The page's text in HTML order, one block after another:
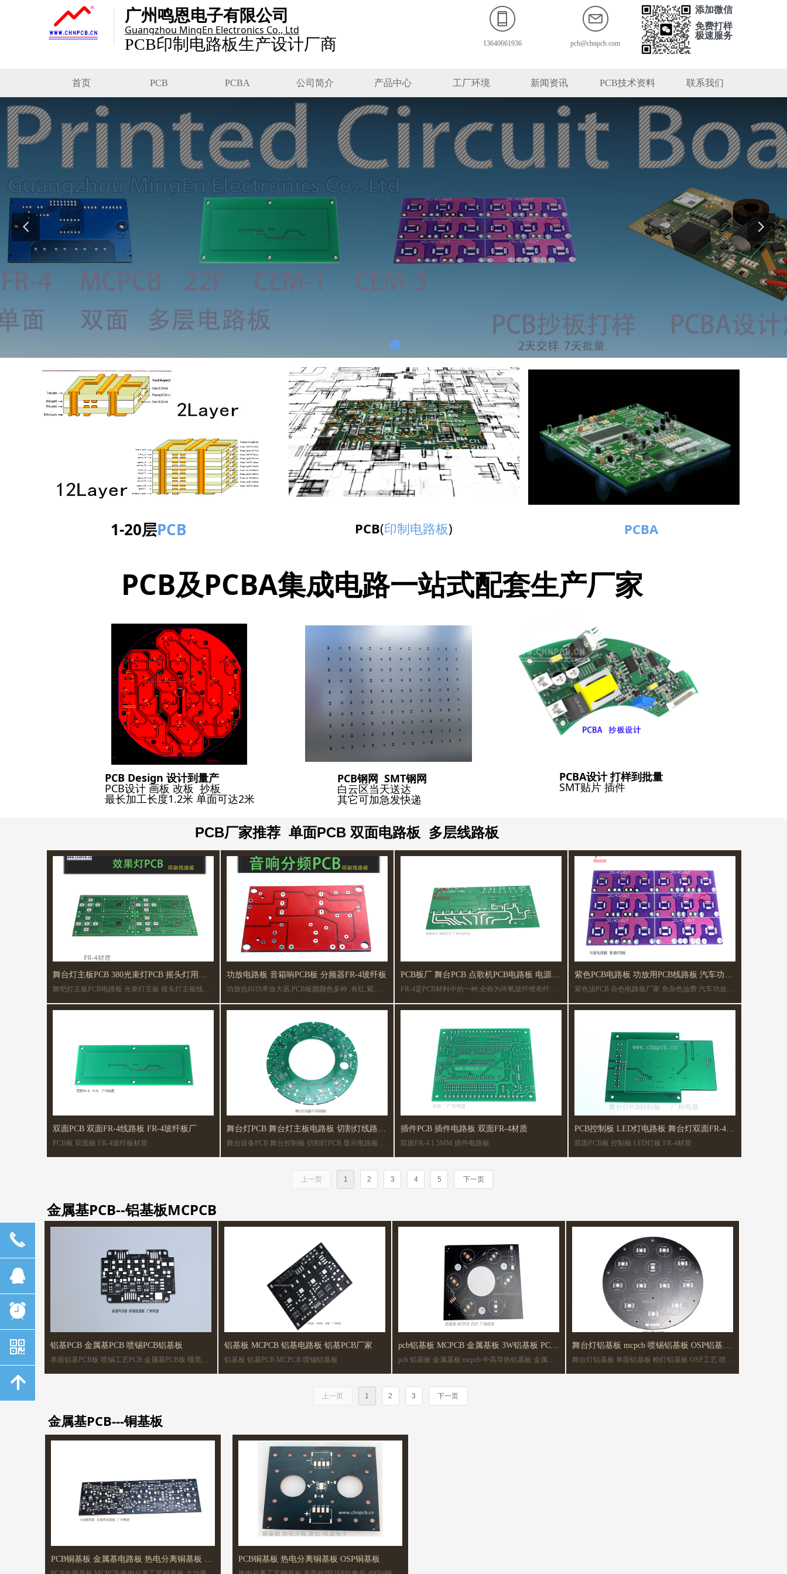
广州鸣恩电子有限公司
Guangzhou MingEn Electronics Co., Ltd
PCB印制电路板生产设计厂商 13640661936 pcb@chnpcb.com
添加微信
免费打样
极速服务
首页 PCB PCBA 公司简介 产品中心 工厂环境 新闻资讯 PCB技术资料 联系我们
PCB钢网 SMT钢网
白云区当天送达
其它可加急发快递
PCB Design 设计到量产
PCB设计 画板 改板 抄板
最长加工长度1.2米 单面可达2米
PCBA设计 打样到批量
SMT贴片 插件
PCB厂家推荐 单面PCB 双面电路板 多层线路板
金属基PCB--铝基板MCPCB
舞台灯主板PCB 380光束灯PCB 摇头灯用电
路板
舞吧灯主板PCB电路板 光束灯主板 摇头灯主板线路
功放电路板 音箱响PCB板 分频器FR-4玻纤板
功放也叫功率放大器,PCB板颜颜色多种 ,有红,紫,蓝,
PCB板厂 舞台PCB 点歌机PCB电路板 电源
PCB
FR-4是PCB材料中的一种,全称为环氧玻纤维布纤维
紫色PCB电路板 功放用PCB线路板 汽车功放
板
紫色油PCB 杂色电路板厂家 免杂色油费 汽车功放电
双面PCB 双面FR-4线路板 FR-4玻纤板厂
PCB板 双面板 FR-4玻纤板材质
舞台灯PCB 舞台灯主板电路板 切割灯线路板
双面板
舞台设备PCB 舞台控制板 切割灯PCB 显示电路板 舞
插件PCB 插件电路板 双面FR-4材质
双面FR-4 1.5MM 插件电路板
PCB控制板 LED灯电路板 舞台灯双面FR-4玻
纤板
双面PCB板 控制板 LED灯板 FR-4材质
上一页 1 2 3 4 5 下一页
PCB铜基板 金属基电路板 热电分离铜基板 舞
PCB铜基板 热电分离铜基板 OSP铜基板
铝基PCB 金属基PCB 喷锡PCB铝基板
单面铝基PCB板 喷锡工艺PCB 金属基PCB板 哑黑色
铝基板 MCPCB 铝基电路板 铝基PCB厂家
铝基板 铝基PCB MCPCB 喷锡铝基板
pcb铝基板 MCPCB 金属基板 3W铝基板 PCB
厂家
pcb 铝基板 金属基板 mcpcb 中高导热铝基板 金属电
舞台灯铝基板 mcpcb 喷锡铝基板 OSP铝基板
金属PCB板
舞台灯铝基板 单面铝基板 帕灯铝基板 OSP工艺 喷锡
上一页 1 2 3 下一页
金属基PCB---铜基板
PCB及PCBA集成电路一站式配套生产厂家
1-20层PCB PCB(印制电路板) PCBA
끅
뀩
뀥
낃
녕